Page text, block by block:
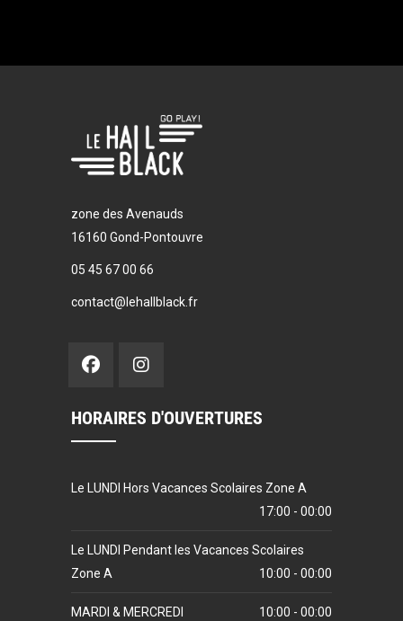
zone des Avenauds
16160 Gond-Pontouvre
05 45 67 00 66
contact@lehallblack.fr
HORAIRES D'OUVERTURES
Le LUNDI Hors Vacances Scolaires Zone A
17:00 - 00:00
Le LUNDI Pendant les Vacances Scolaires
Zone A
10:00 - 00:00
MARDI & MERCREDI 10:00 - 00:00